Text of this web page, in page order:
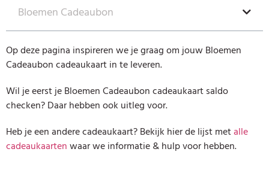
Bloemen Cadeaubon
Op deze pagina inspireren we je graag om jouw Bloemen
Cadeaubon cadeaukaart in te leveren.
Wil je eerst je Bloemen Cadeaubon cadeaukaart saldo
checken? Daar hebben ook uitleg voor.
Heb je een andere cadeaukaart? Bekijk hier de lijst metalle
cadeaukaartenwaar we informatie & hulp voor hebben.